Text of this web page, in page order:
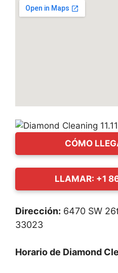
CÓMO
LLAMAR: +1
Dirección: 6470 SW
33023
Horario de Diamond